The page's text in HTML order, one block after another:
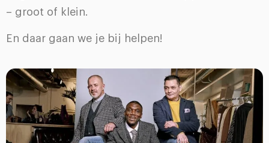
– groot of klein.
En daar gaan we je bij helpen!